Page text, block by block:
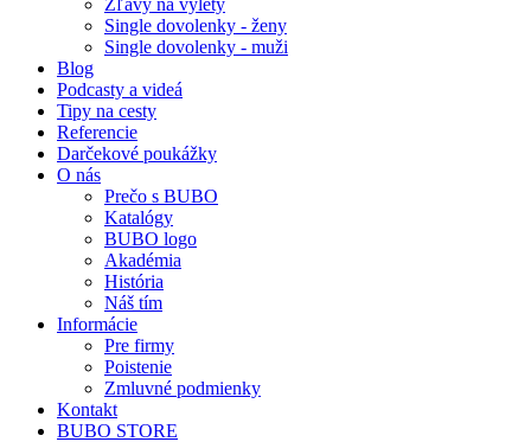
Zľavy na výlety
Single dovolenky - ženy
Single dovolenky - muži
Blog
Podcasty a videá
Tipy na cesty
Referencie
Darčekové poukážky
O nás
Prečo s BUBO
Katalógy
BUBO logo
Akadémia
História
Náš tím
Informácie
Pre firmy
Poistenie
Zmluvné podmienky
Kontakt
BUBO STORE